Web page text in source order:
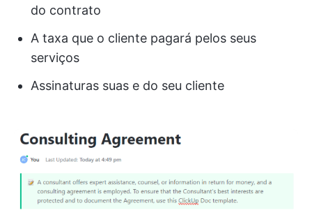
do contrato
A taxa que o cliente pagará pelos seus
serviços
Assinaturas suas e do seu cliente